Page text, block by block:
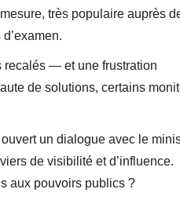
très populaire auprès
recalés — et une frustration
de solutions, certains
un dialogue avec le
de visibilité et d’influence.
aux pouvoirs publics ?